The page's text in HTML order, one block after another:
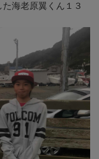
海老原翼くん１３